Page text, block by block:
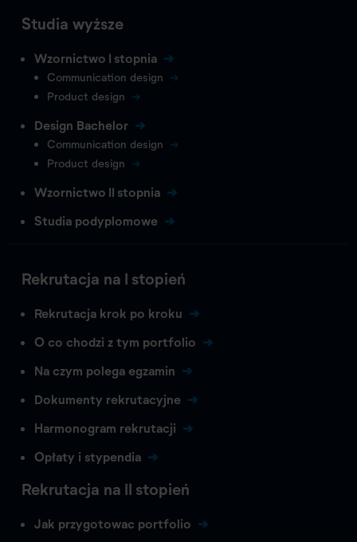
Studia wyższe
Wzornictwo I stopnia
Communication design
Product design
Design Bachelor
Communication design
Product design
Wzornictwo II stopnia
Studia podyplomowe
Rekrutacja na I stopień
Rekrutacja krok po kroku
O co chodzi z tym portfolio
Na czym polega egzamin
Dokumenty rekrutacyjne
Harmonogram rekrutacji
Opłaty i stypendia
Rekrutacja na II stopień
Jak przygotowac portfolio